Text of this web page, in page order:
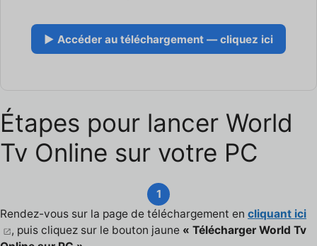
▶ Accéder au téléchargement — cliquez ici
Étapes pour lancer World
Tv Online sur votre PC
1
Rendez-vous sur la page de téléchargement en cliquant ici
, puis cliquez sur le bouton jaune « Télécharger World Tv